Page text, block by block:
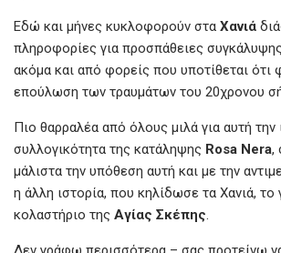
Εδώ και μήνες κυκλοφορούν στα Χανιά
πληροφορίες για προσπάθειες
ακόμα και από φορείς που υποτίθεται ότι
επούλωση των τραυμάτων του 20χρονου
Πιο θαρραλέα από όλους μιλά για αυτή την
συλλογικότητα της κατάληψης Rosa Nera,
μάλιστα την υπόθεση αυτή και με την
η άλλη ιστορία, που κηλίδωσε τα Χανιά, το
κολαστήριο της Αγίας Σκέπης.